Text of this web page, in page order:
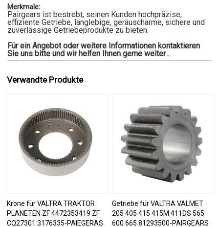
Merkmale:
Pairgears ist bestrebt, seinen Kunden hochpräzise,
effiziente Getriebe, langlebige, geräuscharme, sichere und
zuverlässige Getriebeprodukte zu bieten.
Für ein Angebot oder weitere Informationen kontaktieren
Sie uns bitte und wir helfen Ihnen gerne weiter.
Verwandte Produkte
Krone für VALTRA TRAKTOR
PLANETEN ZF 4472353419 ZF
CQ27301 3176335-PAIEGERAS
Getriebe für VALTRA VALMET
205 405 415 415M 411DS 565
600 665 81293500-PAIRGEARS